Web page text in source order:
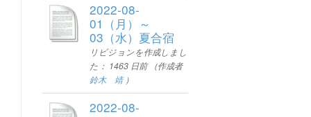
2022-08-
01（月）～
03（水）夏合宿
リビジョンを作成しまし
た： 1463 日前（作成者
鈴木 靖）
2022-08-